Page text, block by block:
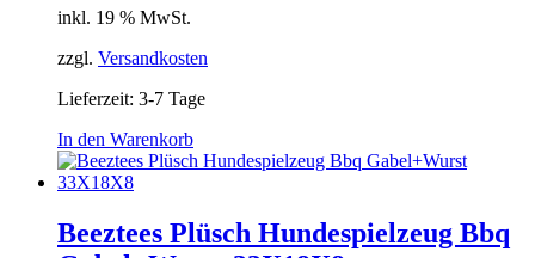
inkl. 19 % MwSt.
zzgl. Versandkosten
Lieferzeit: 3-7 Tage
In den Warenkorb
Beeztees Plüsch Hundespielzeug Bbq